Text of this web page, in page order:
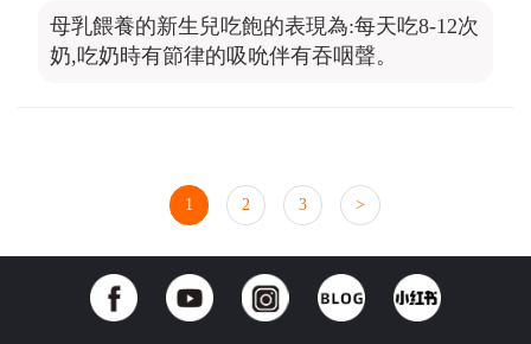
母乳餵養的新生兒吃飽的表現為:每天吃8-12次
奶,吃奶時有節律的吸吮伴有吞咽聲。
1 2 3 >